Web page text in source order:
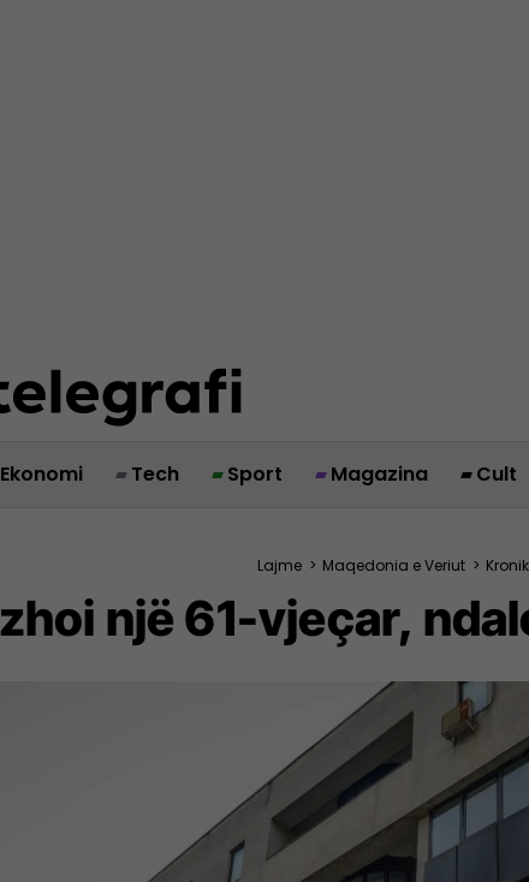
Ekonomi Tech Sport Magazina Cult
Lajme > Maqedonia e Veriut >
një 61-vjeçar,